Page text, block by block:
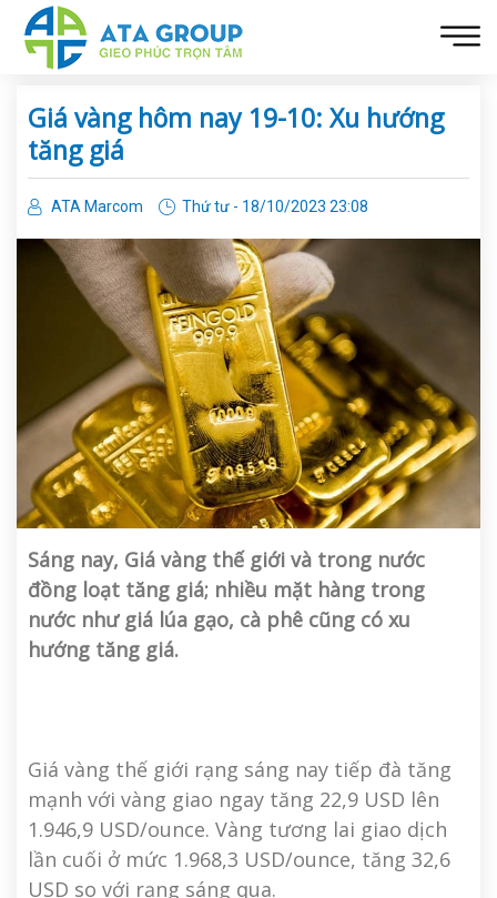
Giá vàng hôm nay 19-10: Xu hướng
tăng giá
ATA Marcom Thứ tư - 18/10/2023 23:08
Sáng nay, Giá vàng thế giới và trong nước
đồng loạt tăng giá; nhiều mặt hàng trong
nước như giá lúa gạo, cà phê cũng có xu
hướng tăng giá.
Giá vàng thế giới rạng sáng nay tiếp đà tăng
mạnh với vàng giao ngay tăng 22,9 USD lên
1.946,9 USD/ounce. Vàng tương lai giao dịch
lần cuối ở mức 1.968,3 USD/ounce, tăng 32,6
USD so với rạng sáng qua.